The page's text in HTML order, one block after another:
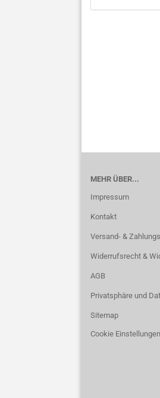
MEHR ÜBER...
Impressum
Kontakt
Versand- &
Widerrufsrecht &
AGB
Privatsphäre und
Sitemap
Cookie Einstellungen